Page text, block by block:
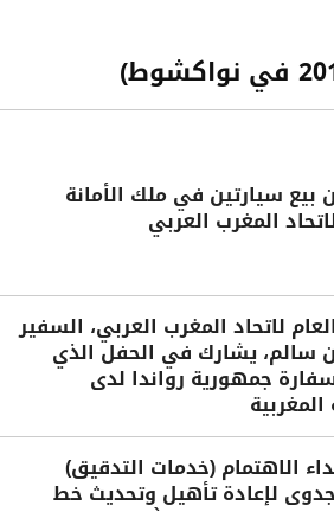
بيع سيارتين في ملك الأمانة
المغرب العربي
لاتحاد المغرب العربي، السفير
سالم، يشارك في الحفل الذي
جمهورية رواندا لدى
الاهتمام (خدمات التدقيق)
لإعادة تأهيل وتحديث خط